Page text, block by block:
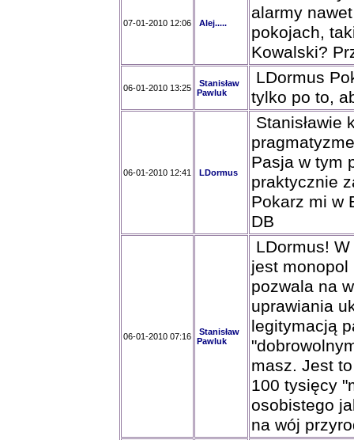
07-01-2010 12:06 Alej.....
alarmy
pokojach,
Kowalski?
06-01-2010 13:25
Stanisław
Pawluk
LDormus
tylko po to,
06-01-2010 12:41 LDormus
Stanisławie
Pasja w tym
praktycznie
Pokarz mi w
DB
06-01-2010 07:16
Stanisław
Pawluk
LDormus!
jest monopol
pozwala na
uprawiania
legitymacją
masz. Jest
100 tysięcy
osobistego
na wój